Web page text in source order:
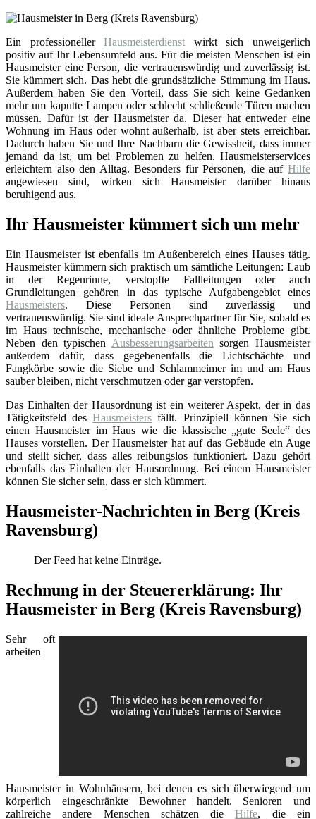
Ein professionellerHausmeisterdienst wirkt sich unweigerlich
positiv auf Ihr Lebensumfeld aus. Für die meisten Menschen ist ein
Hausmeister eine Person, die vertrauenswürdig und zuverlässig ist.
Sie kümmert sich. Das hebt die grundsätzliche Stimmung im Haus.
Außerdem haben Sie den Vorteil, dass Sie sich keine Gedanken
mehr um kaputte Lampen oder schlecht schließende Türen machen
müssen. Dafür ist der Hausmeister da. Dieser hat entweder eine
Wohnung im Haus oder wohnt außerhalb, ist aber stets erreichbar.
Dadurch haben Sie und Ihre Nachbarn die Gewissheit, dass immer
jemand da ist, um bei Problemen zu helfen. Hausmeisterservices
erleichtern also den Alltag. Besonders für Personen, die auf Hilfe
angewiesen sind, wirken sich Hausmeister darüber hinaus
beruhigend aus.
Ihr Hausmeister kümmert sich um mehr
Ein Hausmeister ist ebenfalls im Außenbereich eines Hauses tätig.
Hausmeister kümmern sich praktisch um sämtliche Leitungen: Laub
in der Regenrinne, verstopfte Fallleitungen oder auch
Grundleitungen gehören in das typische Aufgabengebiet eines
Hausmeisters. Diese Personen sind zuverlässig und
vertrauenswürdig. Sie sind ideale Ansprechpartner für Sie, sobald es
im Haus technische, mechanische oder ähnliche Probleme gibt.
Neben den typischen Ausbesserungsarbeiten sorgen Hausmeister
außerdem dafür, dass gegebenenfalls die Lichtschächte und
Fangkörbe sowie die Siebe und Schlammeimer im und am Haus
sauber bleiben, nicht verschmutzen oder gar verstopfen.
Das Einhalten der Hausordnung ist ein weiterer Aspekt, der in das
Tätigkeitsfeld desHausmeisters fällt. Prinzipiell können Sie sich
einen Hausmeister im Haus wie die klassische „gute Seele“ des
Hauses vorstellen. Der Hausmeister hat auf das Gebäude ein Auge
und stellt sicher, dass alles reibungslos funktioniert. Dazu gehört
ebenfalls das Einhalten der Hausordnung. Bei einem Hausmeister
können Sie sicher sein, dass er sich kümmert.
Hausmeister-Nachrichten in Berg (Kreis
Ravensburg)
Der Feed hat keine Einträge.
Rechnung in der Steuererklärung: Ihr
Hausmeister in Berg (Kreis Ravensburg)
Sehr oft
arbeiten
Hausmeister in Wohnhäusern, bei denen es sich überwiegend um
körperlich eingeschränkte Bewohner handelt. Senioren und
zahlreiche andere Menschen schätzen dieHilfe, die ein